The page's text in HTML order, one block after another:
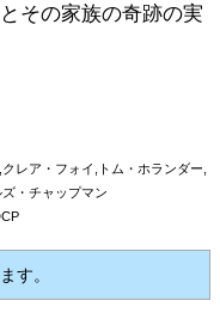
その家族の奇跡の実
レア・フォイ,トム・ホランダー,
・チャップマン
す。